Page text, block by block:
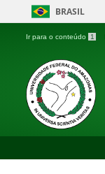
BRASIL
Ir para o conteúdo 1